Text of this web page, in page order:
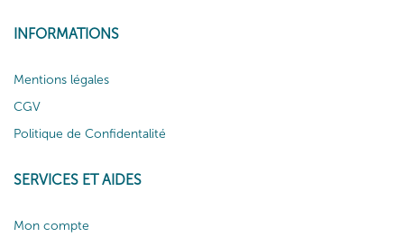
INFORMATIONS
Mentions légales
CGV
Politique de Confidentalité
SERVICES ET AIDES
Mon compte